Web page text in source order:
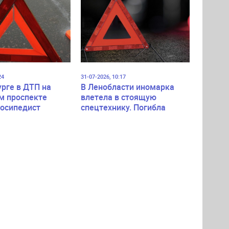
в ДТП на
проспекте
31-07-2026, 10:17
В Ленобласти иномарка
влетела в стоящую
спецтехнику. Погибла